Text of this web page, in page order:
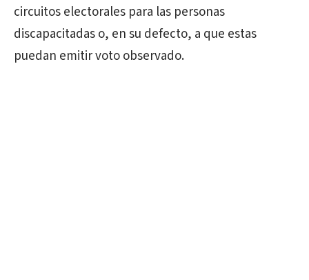
circuitos electorales para las personas
discapacitadas o, en su defecto, a que estas
puedan emitir voto observado.